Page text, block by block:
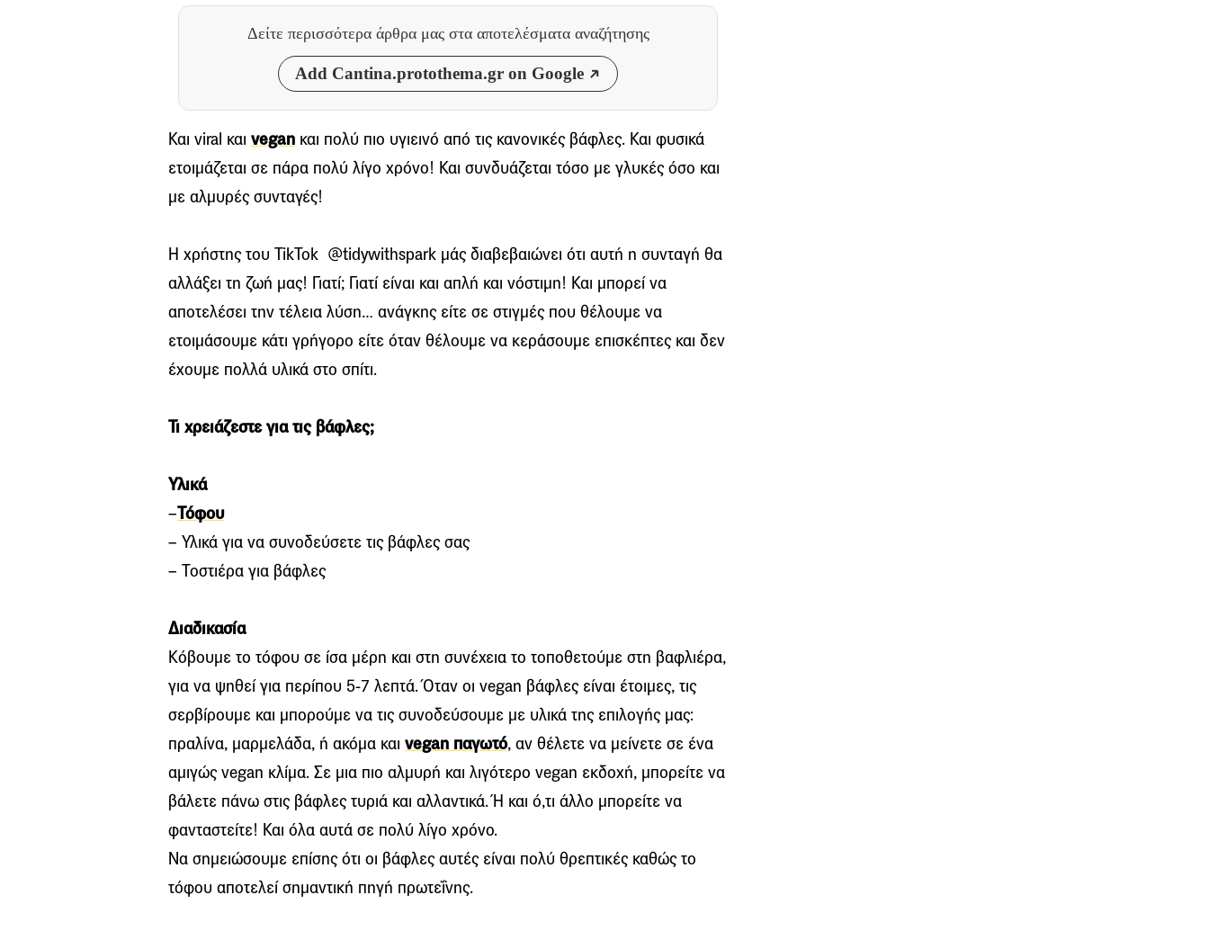
Δείτε περισσότερα άρθρα μας στα αποτελέσματα αναζήτησης
Add Cantina.protothema.gr on Google
Και viral και vegan και πολύ πιο υγιεινό από τις κανονικές βάφλες. Και φυσικά
ετοιμάζεται σε πάρα πολύ λίγο χρόνο! Και συνδυάζεται τόσο με γλυκές όσο και
με αλμυρές συνταγές!
Η χρήστης του TikTok @tidywithspark μάς διαβεβαιώνει ότι αυτή η συνταγή θα
αλλάξει τη ζωή μας! Γιατί; Γιατί είναι και απλή και νόστιμη! Και μπορεί να
αποτελέσει την τέλεια λύση… ανάγκης είτε σε στιγμές που θέλουμε να
ετοιμάσουμε κάτι γρήγορο είτε όταν θέλουμε να κεράσουμε επισκέπτες και δεν
έχουμε πολλά υλικά στο σπίτι.
Τι χρειάζεστε για τις βάφλες;
Υλικά
–Τόφου
– Υλικά για να συνοδεύσετε τις βάφλες σας
– Τοστιέρα για βάφλες
Διαδικασία
Κόβουμε το τόφου σε ίσα μέρη και στη συνέχεια το τοποθετούμε στη βαφλιέρα,
για να ψηθεί για περίπου 5-7 λεπτά. Όταν οι vegan βάφλες είναι έτοιμες, τις
σερβίρουμε και μπορούμε να τις συνοδεύσουμε με υλικά της επιλογής μας:
πραλίνα, μαρμελάδα, ή ακόμα και vegan παγωτό, αν θέλετε να μείνετε σε ένα
αμιγώς vegan κλίμα. Σε μια πιο αλμυρή και λιγότερο vegan εκδοχή, μπορείτε να
βάλετε πάνω στις βάφλες τυριά και αλλαντικά. Ή και ό,τι άλλο μπορείτε να
φανταστείτε! Και όλα αυτά σε πολύ λίγο χρόνο.
Να σημειώσουμε επίσης ότι οι βάφλες αυτές είναι πολύ θρεπτικές καθώς το
τόφου αποτελεί σημαντική πηγή πρωτεΐνης.